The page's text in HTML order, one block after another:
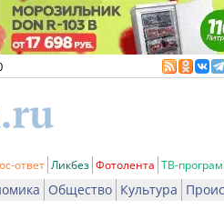
ответ Ликбез Фотолента ТВ-
Общество Культура